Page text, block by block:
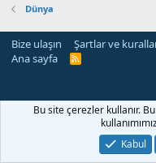
Dünya
Bize ulaşın Şartlar ve
Ana sayfa
R
Bu site çerezler kullanır.
Kabul